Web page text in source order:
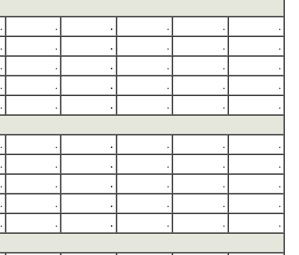
. . . . .
.
. . . . .
.
. . . . .
.
. . . . .
.
. . . . .
.
. . . . .
.
. . . . .
.
. . . . .
.
. . . . .
.
. . . . .
.